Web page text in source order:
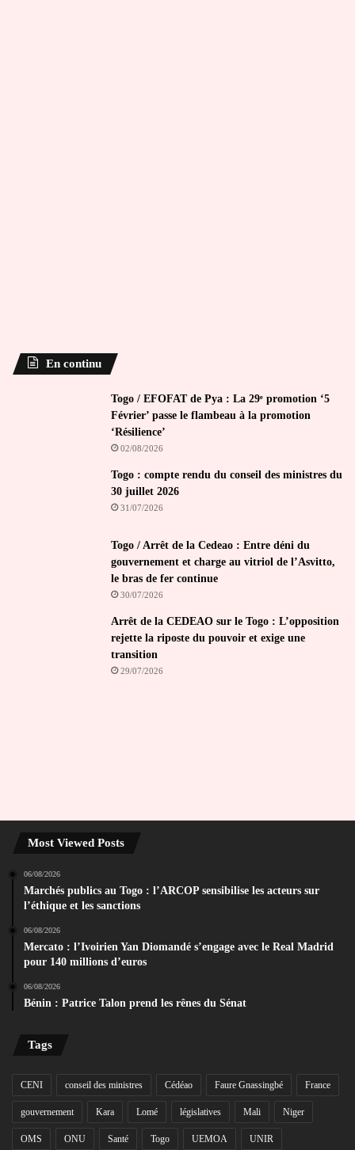
En continu
Togo / EFOFAT de Pya : La 29ᵉ promotion ‘5
Février’ passe le flambeau à la promotion
‘Résilience’
02/08/2026
Togo : compte rendu du conseil des ministres du
30 juillet 2026
31/07/2026
Togo / Arrêt de la Cedeao : Entre déni du
gouvernement et charge au vitriol de l’Asvitto,
le bras de fer continue
30/07/2026
Arrêt de la CEDEAO sur le Togo : L’opposition
rejette la riposte du pouvoir et exige une
transition
29/07/2026
Most Viewed Posts
06/08/2026
Marchés publics au Togo : l’ARCOP sensibilise les acteurs sur
l’éthique et les sanctions
06/08/2026
Mercato : l’Ivoirien Yan Diomandé s’engage avec le Real Madrid
pour 140 millions d’euros
06/08/2026
Bénin : Patrice Talon prend les rênes du Sénat
Tags
CENI conseil des ministres Cédéao Faure Gnassingbé France
gouvernement Kara Lomé législatives Mali Niger
OMS ONU Santé Togo UEMOA UNIR